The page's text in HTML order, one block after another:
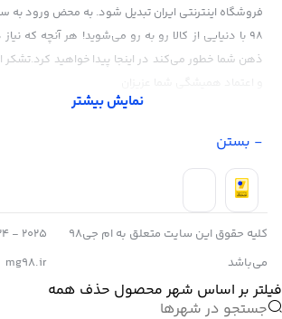
فروشگاه اینترنتی ایران تبدیل شود. به محض ورود به
98 با دنیایی از کالا رو به رو می‌شوید! هر آنچه که
ذهن شما خطور می‌کند در اینجا پیدا خواهید کرد.تشکر
نمایش بیشتر
- بستن
کلیه حقوق این سایت متعلق به ام جی98
می‌باشد
- 2025
mg98.ir
فیلتر بر اساس شهر محصول حذف همه